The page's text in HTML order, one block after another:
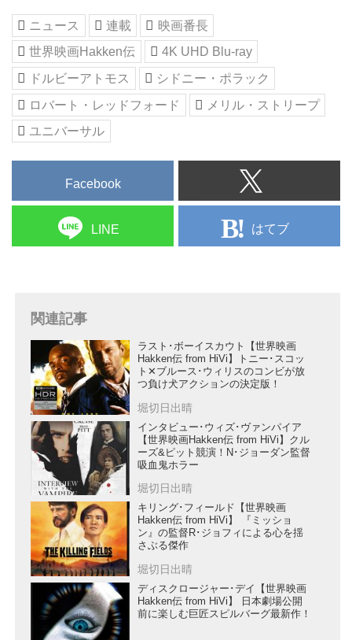
ニュース 連載
映画番長
世界映画Hakken伝
4K UHD Blu-ray
ドルビーアトモス
シドニー・ポラック
ロバート・レッドフォード
メリル・ストリープ
ユニバーサル
Facebook
LINE はてブ
関連記事
ラスト･ボーイスカウト【世界映画
Hakken伝 from HiVi】トニー･スコッ
ト✕ブルース･ウィリスのコンビが放
つ負け犬アクションの決定版！
堀切日出晴
インタビュー･ウィズ･ヴァンパイア
【世界映画Hakken伝 from HiVi】クル
ーズ&ピット競演！N･ジョーダン監督
吸血鬼ホラー
堀切日出晴
キリング･フィールド【世界映画
Hakken伝 from HiVi】 『ミッショ
ン』の監督R･ジョフィによる心を揺
さぶる傑作
堀切日出晴
ディスクロージャー･デイ【世界映画
Hakken伝 from HiVi】 日本劇場公開
前に楽しむ巨匠スピルバーグ最新作！